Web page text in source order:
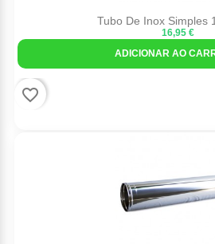
Tubo De Inox Simples
16,95 €
ADICIONAR AO
favorite_border